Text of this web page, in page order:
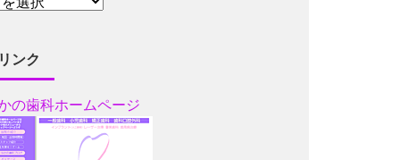
ンク
の歯科ホームページ